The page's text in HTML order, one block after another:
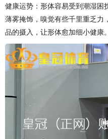
健康运势：形体容易受到潮湿困
薄雾掩饰，嗅觉有些千里重乏力
品的摄入，让形体愈加细小健康。